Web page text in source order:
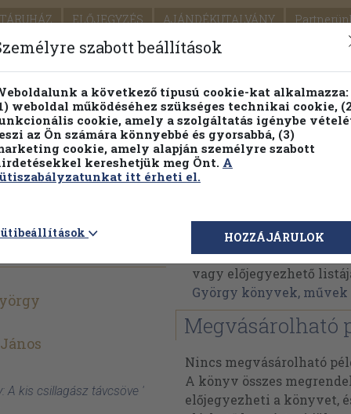
ELŐJEGYZÉS AJÁNDÉKUTALVÁNY
SEGÍTSÉG
PILLANATNYI ÁRAINK FENNTARTHATÓ
Részletes kereső Témaköri fa
A kis csillagász távcsöve '
Dr. Kulin György
Dr. Kulin György
vagy előjegyezhető
György könyvek, művek
Megvásárolható
Nincs megvásárolható
A könyv összes
előjegyezheti a könyvet,
szabott beállítások
a következő típusú cookie-kat alkalmazza:
weboldal működéséhez szükséges technikai cookie,
cookie, amely a szolgáltatás igénybe
az Ön számára könnyebbé és gyorsabbá, (3)
cookie, amely alapján személyre szabott
kereshetjük meg Önt. A
itt érheti el.
HOZZÁJÁRULOK